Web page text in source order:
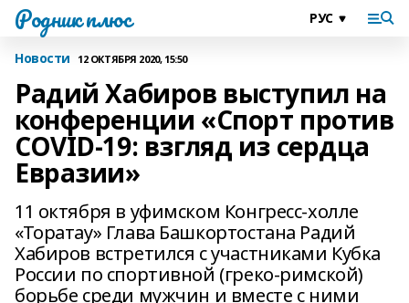
Родник плюс
Новости 12 ОКТЯБРЯ 2020, 15:50
Радий Хабиров выступил на
конференции «Спорт против
COVID-19: взгляд из сердца
Евразии»
11 октября в уфимском Конгресс-холле
«Торатау» Глава Башкортостана Радий
Хабиров встретился с участниками Кубка
России по спортивной (греко-римской)
борьбе среди мужчин и вместе с ними